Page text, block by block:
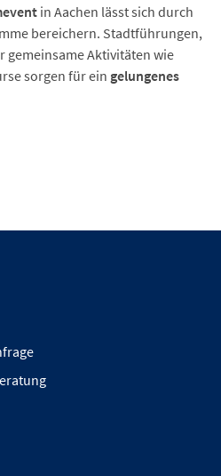
in Aachen lässt sich durch
bereichern. Stadtführungen,
gemeinsame Aktivitäten wie
sorgen für ein gelungenes